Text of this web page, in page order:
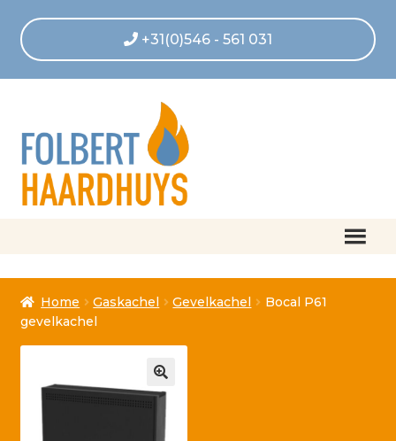
+31(0)546 - 561 031
Afrekenen
Algemene voorwaarden
Betaling voltooid
Home Gaskachel Gevelkachel
Bocal P61
gevelkachel